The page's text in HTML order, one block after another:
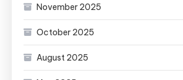
November 2025
October 2025
August 2025